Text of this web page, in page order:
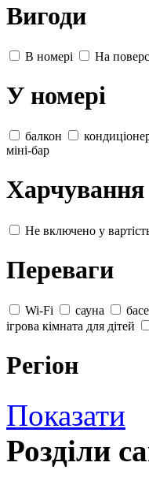
Вигоди
В номері На
У номері
балкон
міні-бар
Харчування
Не включено у
Переваги
Wi-Fi сауна
ігрова кімната для дітей
Регіон
Показати
Розділи